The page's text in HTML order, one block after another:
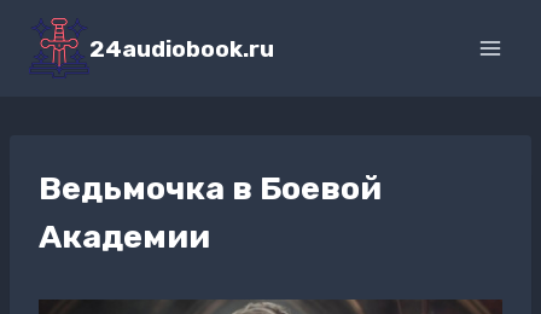
Перейти
содержимому
24audiobook.ru
Ведьмочка в Боевой
Академии